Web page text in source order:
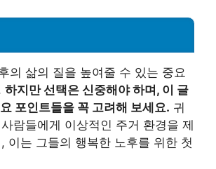
의 삶의 질을 높여줄 수 있는 중요
하지만 선택은 신중해야 하며, 이 글
포인트들을 꼭 고려해 보세요. 귀
람들에게 이상적인 주거 환경을 제
이는 그들의 행복한 노후를 위한 첫